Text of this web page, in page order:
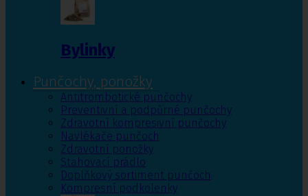
Bylinky
Punčochy, ponožky
Antitrombotické punčochy
Preventivní a podpůrné punčochy
Zdravotní kompresivní punčochy
Navlékače punčoch
Zdravotní ponožky
Stahovací prádlo
Doplňkový sortiment punčoch
Kompresní podkolenky